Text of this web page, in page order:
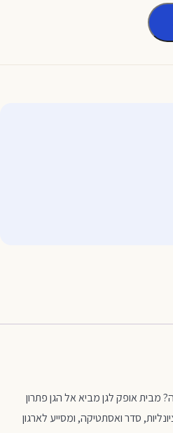
מבית אופק לגן מביא אל הגן פתרון
סדר ואסתטיקה, ומסייע לארגון